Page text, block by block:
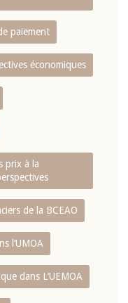
paiement
économiques
prix à la
de la BCEAO
l‘UMOA
dans L‘UEMOA